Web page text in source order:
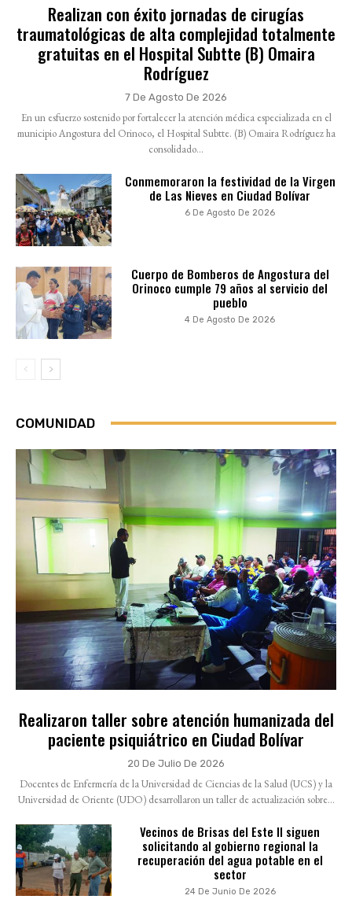
Realizan con éxito jornadas de cirugías
traumatológicas de alta complejidad totalmente
gratuitas en el Hospital Subtte (B) Omaira
Rodríguez
7 De Agosto De 2026
En un esfuerzo sostenido por fortalecer la atención médica especializada en el
municipio Angostura del Orinoco, el Hospital Subtte. (B) Omaira Rodríguez ha
consolidado...
Conmemoraron la festividad de la Virgen
de Las Nieves en Ciudad Bolívar
6 De Agosto De 2026
Cuerpo de Bomberos de Angostura del
Orinoco cumple 79 años al servicio del
pueblo
4 De Agosto De 2026
COMUNIDAD
Realizaron taller sobre atención humanizada del
paciente psiquiátrico en Ciudad Bolívar
20 De Julio De 2026
Docentes de Enfermería de la Universidad de Ciencias de la Salud (UCS) y la
Universidad de Oriente (UDO) desarrollaron un taller de actualización sobre...
Vecinos de Brisas del Este II siguen
solicitando al gobierno regional la
recuperación del agua potable en el
sector
24 De Junio De 2026